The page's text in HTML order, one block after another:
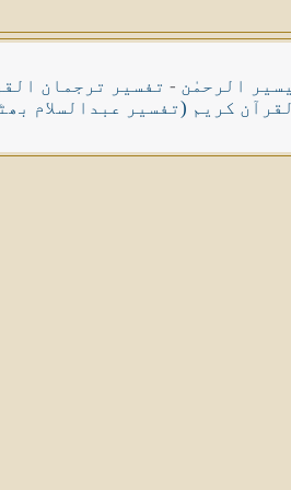
الرحمٰن - تفسیر ترجمان
کریم (تفسیر عبدالسلام